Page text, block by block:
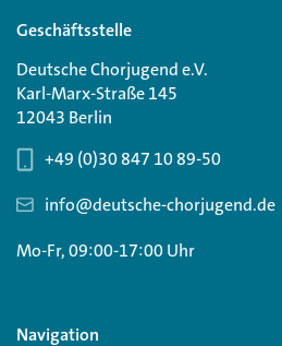
Geschäftsstelle
Deutsche Chorjugend e.V.
Karl-Marx-Straße 145
12043 Berlin
+49 (0)30 847 10 89-50
info@deutsche-chorjugend.de
Mo-Fr, 09:00-17:00 Uhr
Navigation